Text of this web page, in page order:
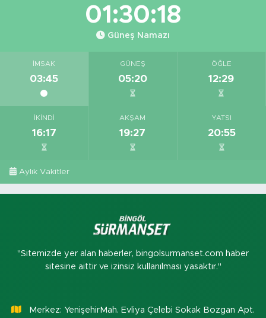
01:30:18
Güneş Namazı
İMSAK
03:45
GÜNEŞ
05:20
ÖĞLE
12:29
İKINDI
16:17
AKŞAM
19:27
YATSI
20:55
Aylık Vakitler
"Sitemizde yer alan haberler, bingolsurmanset.com haber
sitesine aittir ve izinsiz kullanılması yasaktır."
Merkez: YenişehirMah. Evliya Çelebi Sokak Bozgan Apt.